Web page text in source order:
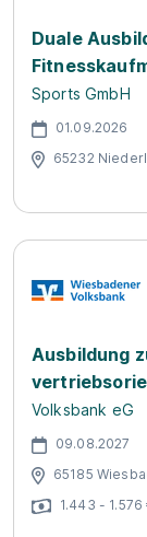
Duale
Sports GmbH
01.09.2026
65232
Ausbildung
Volksbank eG
09.08.2027
65185
1.443 -